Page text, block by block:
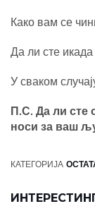
Како вам се
Да ли сте
У сваком
П.С. Да ли сте
носи за ваш
КАТЕГОРИЈА